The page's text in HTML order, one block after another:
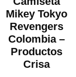
Mikey Tokyo
Revengers
Colombia –
Productos
Crisa